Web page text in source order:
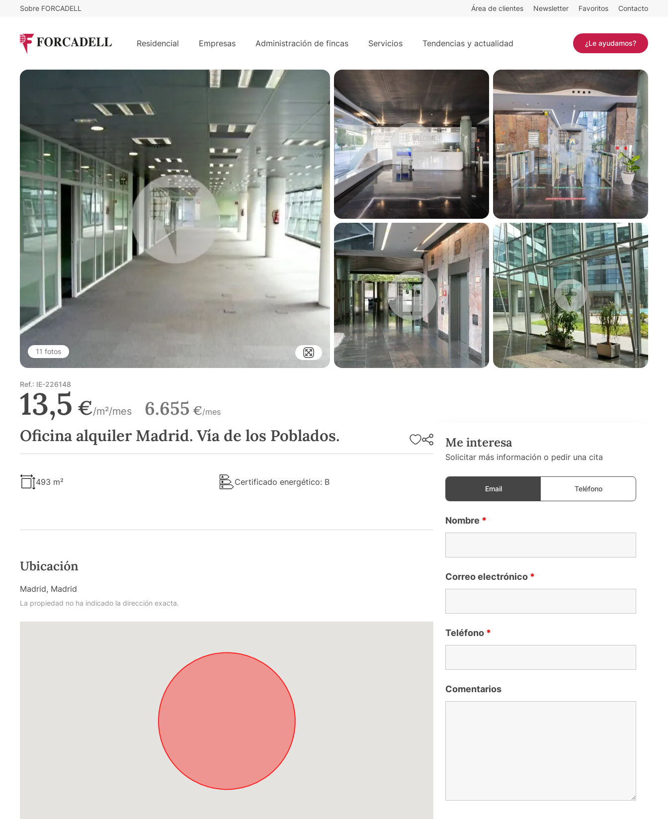
Sobre FORCADELL Área de clientes Newsletter Favoritos Contacto
Residencial Empresas Administración de fincas Servicios Tendencias y actualidad ¿Le ayudamos?
Oficina alquiler Madrid. Vía de los Poblados.
11 fotos
Ref.: IE-226148
13,5 €/m²/mes 6.655 €/mes
Oficina alquiler Madrid. Vía de los Poblados.
493 m² Certificado energético: B
Ubicación
Madrid, Madrid
La propiedad no ha indicado la dirección exacta.
Me interesa
Solicitar más información o pedir una cita
Email Teléfono
Nombre *
Correo electrónico *
Teléfono *
Comentarios